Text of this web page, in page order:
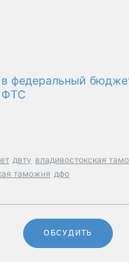
в федеральный
ФТС
двту владивостокская
таможня дфо
ОБСУДИТЬ